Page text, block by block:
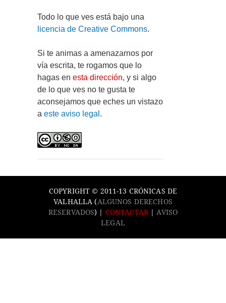
Todo lo que ves está bajo una
licencia de Creative Commons.
Si te animas a amenazarnos por
vía escrita, te rogamos que lo
hagas en esta dirección, y si algo
de lo que ves no te gusta te
aconsejamos que eches un vistazo
a este aviso legal .
COPYRIGHT © 2011-13 CRÓNICAS DE
VALHALLA (ALGUNOS DERECHOS
RESERVADOS) | CONTACTAR
AVISO
LEGAL